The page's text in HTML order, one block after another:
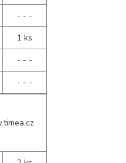
- - -
1 ks
- - -
- - -